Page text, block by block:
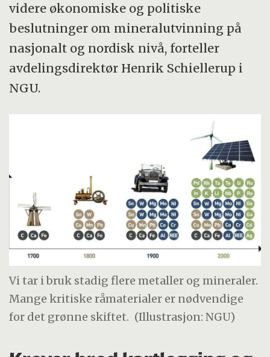
videre økonomiske og politiske
beslutninger om mineralutvinning på
nasjonalt og nordisk nivå, forteller
avdelingsdirektør Henrik Schiellerup i
NGU.
Vi tar i bruk stadig flere metaller og mineraler.
Mange kritiske råmaterialer er nødvendige
for det grønne skiftet. (Illustrasjon: NGU)